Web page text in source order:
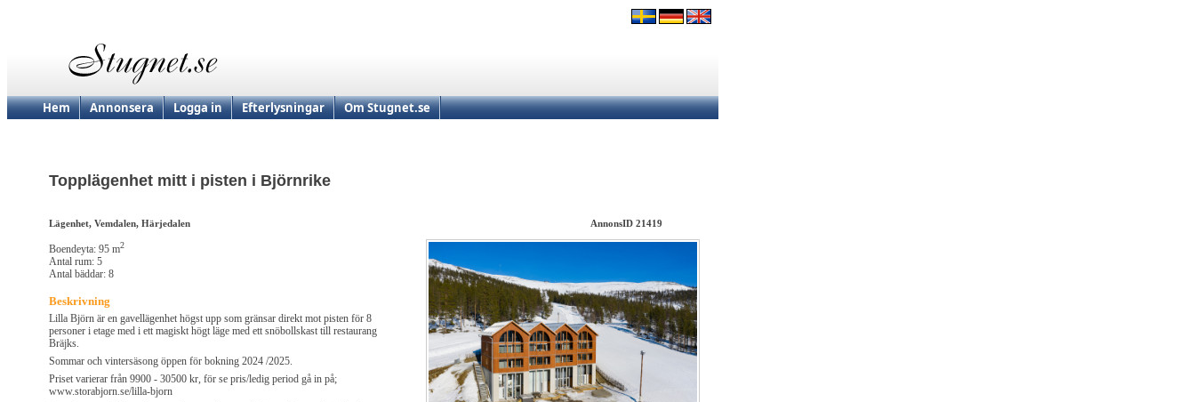
Hem Annonsera Logga in Efterlysningar Om Stugnet.se
Topplägenhet mitt i pisten i Björnrike
Lägenhet, Vemdalen, Härjedalen AnnonsID 21419
Boendeyta: 95 m2
Antal rum: 5
Antal bäddar: 8
Beskrivning
Lilla Björn är en gavellägenhet högst upp som gränsar direkt mot pisten för 8
personer i etage med i ett magiskt högt läge med ett snöbollskast till restaurang
Bräjks.
Sommar och vintersäsong öppen för bokning 2024 /2025.
Priset varierar från 9900 - 30500 kr, för se pris/ledig period gå in på;
www.storabjorn.se/lilla-bjorn